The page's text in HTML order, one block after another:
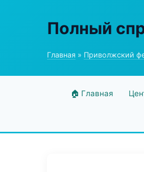
Полный
Главная » Приволжский
🏠 Главная